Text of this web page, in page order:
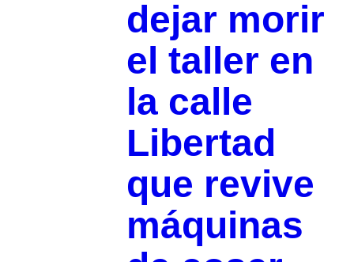
dejar morir
el taller en
la calle
Libertad
que revive
máquinas